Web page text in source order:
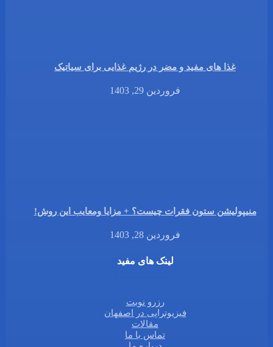
غذا های مفید و مضر در رژیم غذایی برای سیاتیک
فروردین 29, 1403
منیپولیشن ستون فقرات چیست؟ + مزایا ومعایب این روش!
فروردین 28, 1403
لینک های مفید
رزرو نوبت
فیزیوتراپی در اصفهان
مقالات
تماس با ما